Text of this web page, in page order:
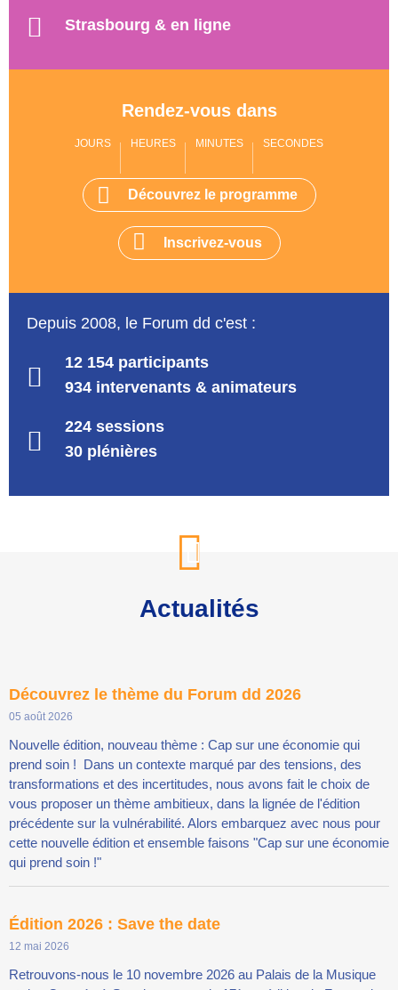
Strasbourg & en ligne
Rendez-vous dans
JOURS HEURES MINUTES SECONDES
Découvrez le programme
Inscrivez-vous
Depuis 2008, le Forum dd c'est :
12 154 participants
934 intervenants & animateurs
224 sessions
30 plénières
Actualités
Découvrez le thème du Forum dd 2026
05 août 2026
Nouvelle édition, nouveau thème : Cap sur une économie qui
prend soin ! Dans un contexte marqué par des tensions, des
transformations et des incertitudes, nous avons fait le choix de
vous proposer un thème ambitieux, dans la lignée de l'édition
précédente sur la vulnérabilité. Alors embarquez avec nous pour
cette nouvelle édition et ensemble faisons "Cap sur une économie
qui prend soin !"
Édition 2026 : Save the date
12 mai 2026
Retrouvons-nous le 10 novembre 2026 au Palais de la Musique